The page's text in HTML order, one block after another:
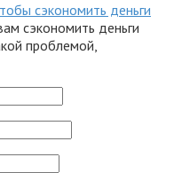
сэкономить деньги
сэкономить деньги
проблемой,